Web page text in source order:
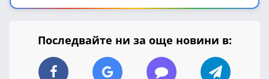
Последвайте ни за още новини в: